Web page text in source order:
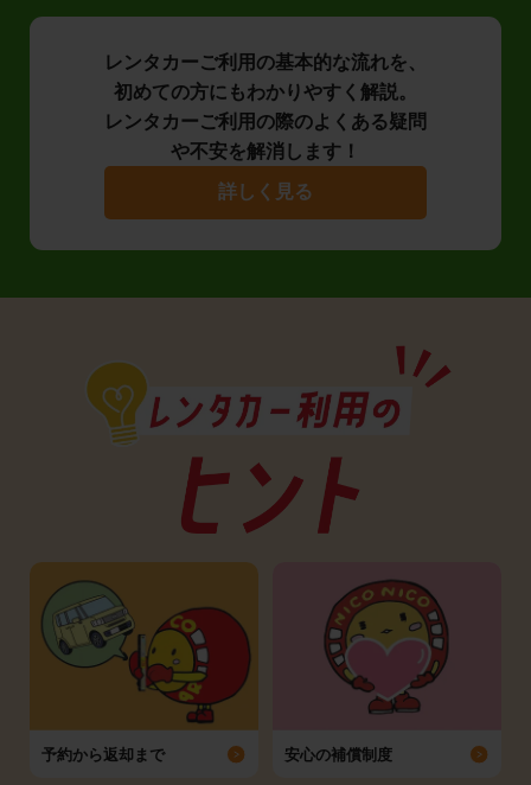
レンタカーご利用の基本的な流れを、
初めての方にもわかりやすく解説。
レンタカーご利用の際のよくある疑問
や不安を解消します！
詳しく見る
予約から返却まで 安心の補償制度